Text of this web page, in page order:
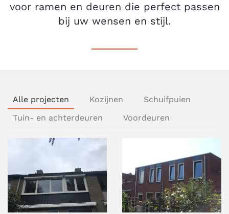
voor ramen en deuren die perfect passen
bij uw wensen en stijl.
Alle projecten Kozijnen
Schuifpuien
Tuin- en achterdeuren
Voordeuren